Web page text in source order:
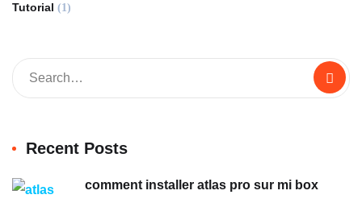
Tutorial (1)
Recent Posts
comment installer atlas pro sur mi box